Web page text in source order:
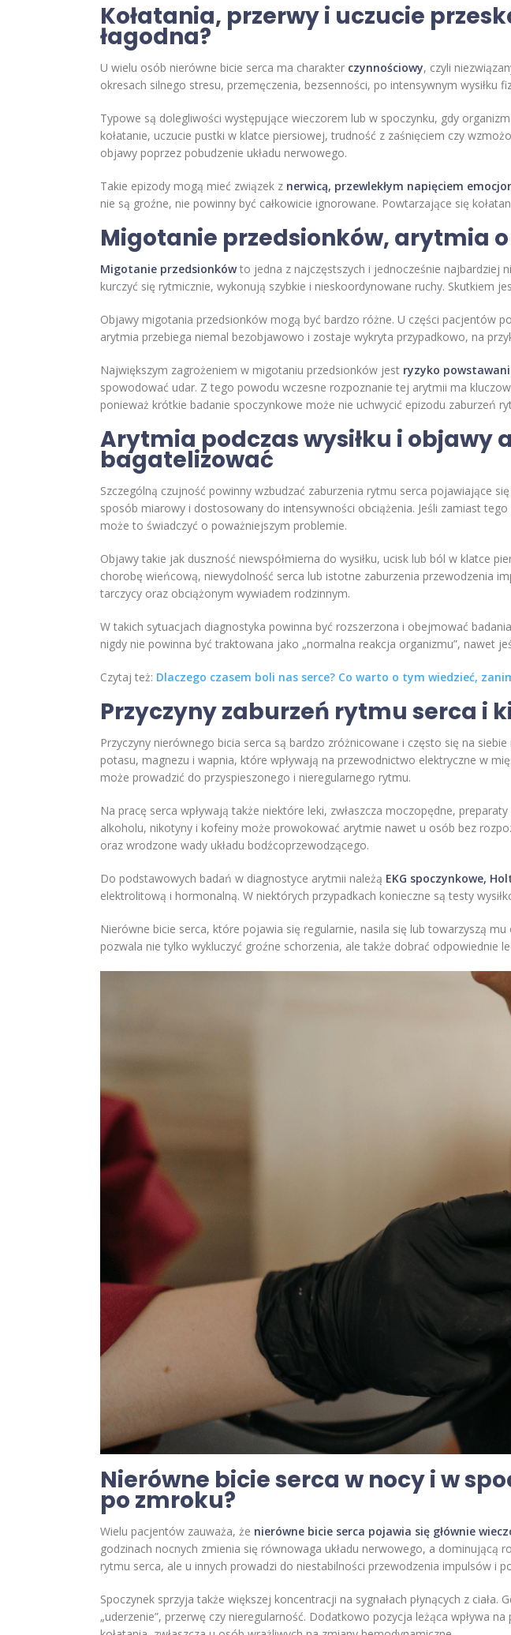
Kołatania, przerwy i uczucie
łagodna?
U wielu osób nierówne bicie serca ma charakter czynnościowy, czyli
okresach silnego stresu, przemęczenia, bezsenności, po intensywnym wysiłku
Typowe są dolegliwości występujące wieczorem lub w spoczynku, gdy
kołatanie, uczucie pustki w klatce piersiowej, trudność z zaśnięciem czy
objawy poprzez pobudzenie układu nerwowego.
Takie epizody mogą mieć związek z nerwicą, przewlekłym napięciem
nie są groźne, nie powinny być całkowicie ignorowane. Powtarzające się
Migotanie przedsionków, arytmia
Migotanie przedsionkówto jedna z najczęstszych i jednocześnie najbardziej
kurczyć się rytmicznie, wykonują szybkie i nieskoordynowane ruchy. Skutkiem
Objawy migotania przedsionków mogą być bardzo różne. U części pacjentów
arytmia przebiega niemal bezobjawowo i zostaje wykryta przypadkowo, na
Największym zagrożeniem w migotaniu przedsionków jest ryzyko
spowodować udar. Z tego powodu wczesne rozpoznanie tej arytmii ma
ponieważ krótkie badanie spoczynkowe może nie uchwycić epizodu zaburzeń
Arytmia podczas wysiłku i objawy
bagatelizować
Szczególną czujność powinny wzbudzać zaburzenia rytmu serca pojawiające się
sposób miarowy i dostosowany do intensywności obciążenia. Jeśli zamiast
może to świadczyć o poważniejszym problemie.
Objawy takie jak duszność niewspółmierna do wysiłku, ucisk lub ból w klatce
chorobę wieńcową, niewydolność serca lub istotne zaburzenia przewodzenia
tarczycy oraz obciążonym wywiadem rodzinnym.
W takich sytuacjach diagnostyka powinna być rozszerzona i obejmować
nigdy nie powinna być traktowana jako „normalna reakcja organizmu”, nawet
Czytaj też: Dlaczego czasem boli nas serce? Co warto o tym wiedzieć,
Przyczyny zaburzeń rytmu serca i
Przyczyny nierównego bicia serca są bardzo zróżnicowane i często się na
potasu, magnezu i wapnia, które wpływają na przewodnictwo elektryczne w
może prowadzić do przyspieszonego i nieregularnego rytmu.
Na pracę serca wpływają także niektóre leki, zwłaszcza moczopędne,
alkoholu, nikotyny i kofeiny może prowokować arytmie nawet u osób bez
oraz wrodzone wady układu bodźcoprzewodzącego.
Do podstawowych badań w diagnostyce arytmii należą EKG spoczynkowe,
elektrolitową i hormonalną. W niektórych przypadkach konieczne są testy
Nierówne bicie serca, które pojawia się regularnie, nasila się lub towarzyszą
pozwala nie tylko wykluczyć groźne schorzenia, ale także dobrać odpowiednie
Nierówne bicie serca w nocy i w
po zmroku?
Wielu pacjentów zauważa, że nierówne bicie serca pojawia się głównie
godzinach nocnych zmienia się równowaga układu nerwowego, a dominującą
rytmu serca, ale u innych prowadzi do niestabilności przewodzenia impulsów i
Spoczynek sprzyja także większej koncentracji na sygnałach płynących z
„uderzenie”, przerwę czy nieregularność. Dodatkowo pozycja leżąca wpływa